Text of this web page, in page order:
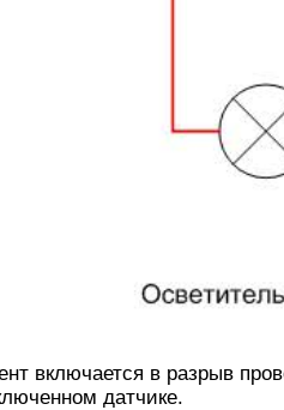
включается в разрыв
датчике.